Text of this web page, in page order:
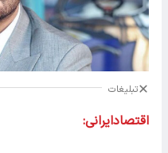
تبلیغات
اقتصادایرانی: